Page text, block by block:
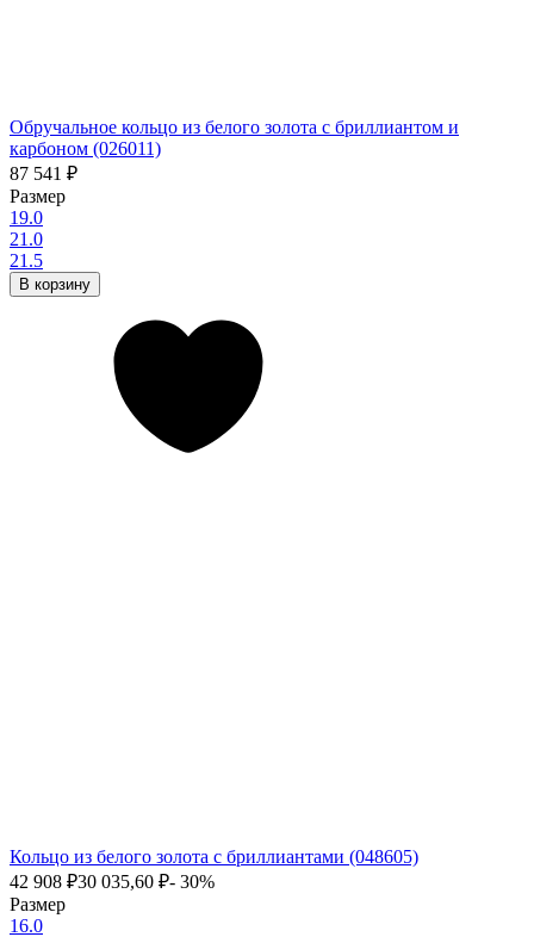
Обручальное кольцо из белого золота с бриллиантом и
карбоном (026011)
87 541 ₽
Размер
19.0
21.0
21.5
В корзину
Кольцо из белого золота с бриллиантами (048605)
42 908 ₽30 035,60 ₽- 30%
Размер
16.0